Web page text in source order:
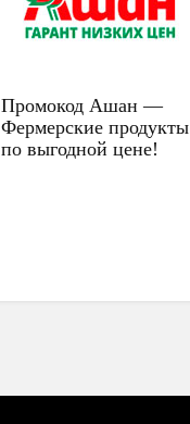
Промокод Ашан —
Фермерские продукты
по выгодной цене!